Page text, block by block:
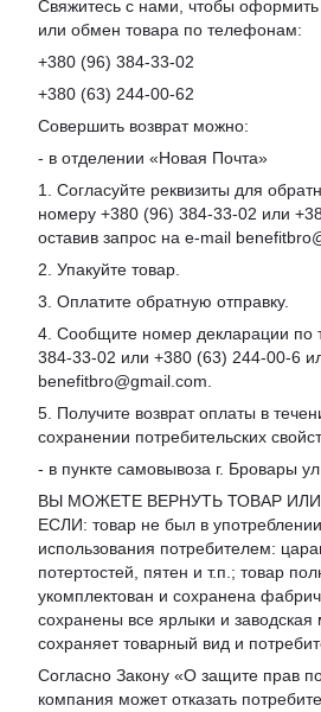
Свяжитесь с нами, чтобы оформить
или обмен товара по телефонам:
+380 (96) 384-33-02
+380 (63) 244-00-62
Совершить возврат можно:
- в отделении «Новая Почта»
1. Согласуйте реквизиты для
номеру +380 (96) 384-33-02 или
оставив запрос на e-mail
2. Упакуйте товар.
3. Оплатите обратную отправку.
4. Сообщите номер декларации по
384-33-02 или +380 (63) 244-00-6
benefitbro@gmail.com.
5. Получите возврат оплаты в
сохранении потребительских
- в пункте самовывоза г. Бровары
ВЫ МОЖЕТЕ ВЕРНУТЬ ТОВАР
ЕСЛИ: товар не был в
использования потребителем:
потертостей, пятен и т.п.; товар
укомплектован и сохранена
сохранены все ярлыки и заводская
сохраняет товарный вид и
Согласно Закону «О защите прав
компания может отказать